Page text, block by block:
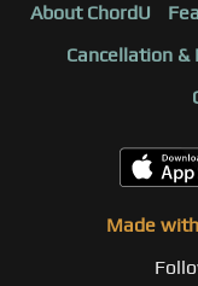
About ChordU
Cancellation &
Made